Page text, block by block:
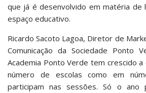
que já é desenvolvido em matéria de
espaço educativo.
Ricardo Sacoto Lagoa, Diretor de
Comunicação da Sociedade Ponto
Academia Ponto Verde tem crescido a
número de escolas como em
participam nas sessões. Só o ano